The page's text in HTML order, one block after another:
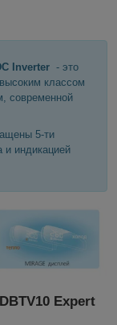
Inverter - это
классом
современной
5-ти
и индикацией
Expert